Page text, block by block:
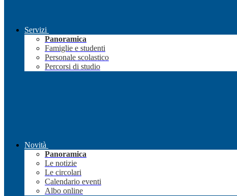
Servizi
Panoramica
Famiglie e studenti
Personale scolastico
Percorsi di studio
Novità
Panoramica
Le notizie
Le circolari
Calendario eventi
Albo online